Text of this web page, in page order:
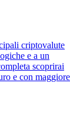
criptovalute
e a un
scoprirai
e con maggiore